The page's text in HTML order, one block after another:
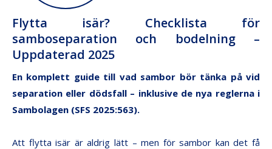
Flytta isär? Checklista för
samboseparation och bodelning –
Uppdaterad 2025
En komplett guide till vad sambor bör tänka på vid
separation eller dödsfall – inklusive de nya reglerna i
Sambolagen (SFS 2025:563).
Att flytta isär är aldrig lätt – men för sambor kan det få